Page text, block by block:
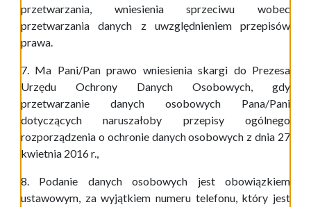
przetwarzania, wniesienia sprzeciwu wobec
przetwarzania danych z uwzględnieniem przepisów
prawa.
7. Ma Pani/Pan prawo wniesienia skargi do Prezesa
Urzędu Ochrony Danych Osobowych, gdy
przetwarzanie danych osobowych Pana/Pani
dotyczących naruszałoby przepisy ogólnego
rozporządzenia o ochronie danych osobowych z dnia 27
kwietnia 2016 r.,
8. Podanie danych osobowych jest obowiązkiem
ustawowym, za wyjątkiem numeru telefonu, który jest